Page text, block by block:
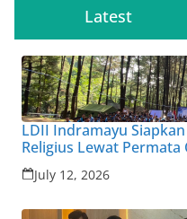
Latest
LDII Indramayu
Religius Lewat Permata
July 12, 2026